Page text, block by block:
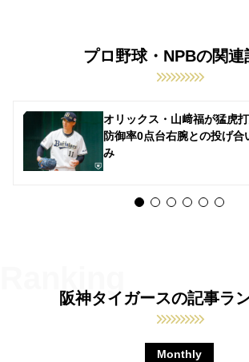
プロ野球・NPBの関連
オリックス・山﨑福が猛虎
防御率0点台右腕との投げ合
み
阪神タイガースの記事ラ
Monthly